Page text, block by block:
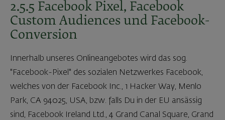
2.5.5 Facebook Pixel, Facebook
Custom Audiences und Facebook-
Conversion
Innerhalb unseres Onlineangebotes wird das sog.
"Facebook-Pixel" des sozialen Netzwerkes Facebook,
welches von der Facebook Inc., 1 Hacker Way, Menlo
Park, CA 94025, USA, bzw. falls Du in der EU ansässig
sind, Facebook Ireland Ltd., 4 Grand Canal Square, Grand